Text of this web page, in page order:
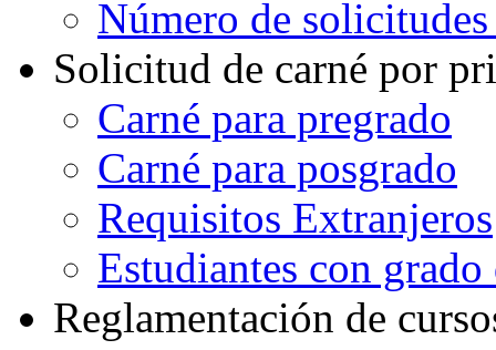
Número de
Solicitud de carné por
Carné para pregrado
Carné para posgrado
Requisitos Extranjeros
Estudiantes con
Reglamentación de